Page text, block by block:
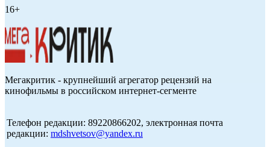
16+
Мегакритик - крупнейший агрегатор рецензий на
кинофильмы в российском интернет-сегменте
Телефон редакции: 89220866202, электронная почта
редакции: mdshvetsov@yandex.ru